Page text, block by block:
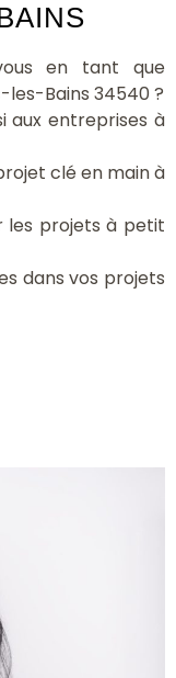
en tant que
Bains 34540 ?
aux entreprises à
clé en main à
les projets à petit
dans vos projets